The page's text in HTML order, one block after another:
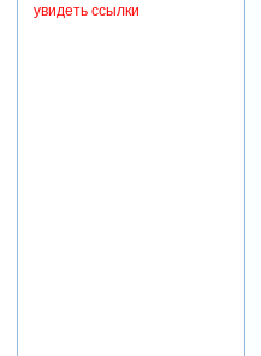
увидеть ссылки